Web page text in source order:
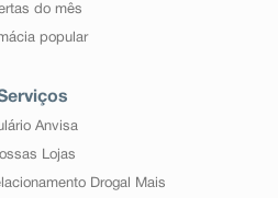
do mês
popular
Anvisa
Lojas
Drogal Mais